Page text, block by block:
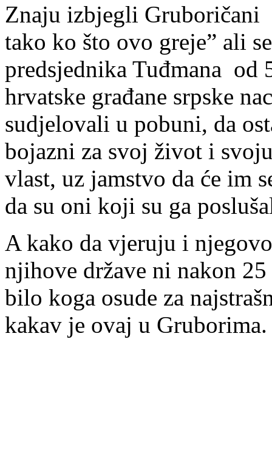
Znaju izbjegli Gruboričani
tako ko što ovo greje” ali
predsjednika Tuđmana od
hrvatske građane srpske
sudjelovali u pobuni, da
bojazni za svoj život i
vlast, uz jamstvo da će im
da su oni koji su ga
A kako da vjeruju i
njihove države ni nakon
bilo koga osude za
kakav je ovaj u Gruborima.